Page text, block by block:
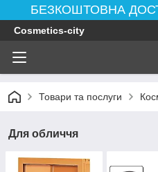
БЕЗКОШТОВНА
Cosmetics-city
Товари та послуги
Для обличчя